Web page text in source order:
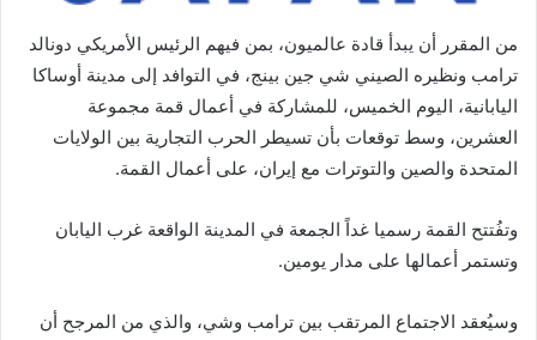
من المقرر أن يبدأ قادة عالميون، بمن فيهم الرئيس الأمريكي دونالد
ترامب ونظيره الصيني شي جين بينج، في التوافد إلى مدينة أوساكا
اليابانية، اليوم الخميس، للمشاركة في أعمال قمة مجموعة
العشرين، وسط توقعات بأن تسيطر الحرب التجارية بين الولايات
المتحدة والصين والتوترات مع إيران، على أعمال القمة.
وتفُتتح القمة رسميا غداً الجمعة في المدينة الواقعة غرب اليابان
وتستمر أعمالها على مدار يومين.
وسيُعقد الاجتماع المرتقب بين ترامب وشي، والذي من المرجح أن